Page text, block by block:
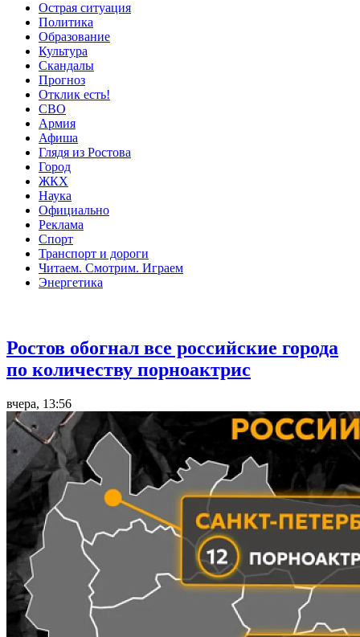
Острая ситуация
Политика
Образование
Культура
Скандалы
Прогноз
Отклик есть!
СВО
Армия
Афиша
Глядя из Ростова
Город
ЖКХ
Наука
Официально
Реклама
Спорт
Транспорт и дороги
Читаем. Смотрим. Играем
Энергетика
Ростов обогнал все российские города
по количеству порноактрис
вчера, 13:56